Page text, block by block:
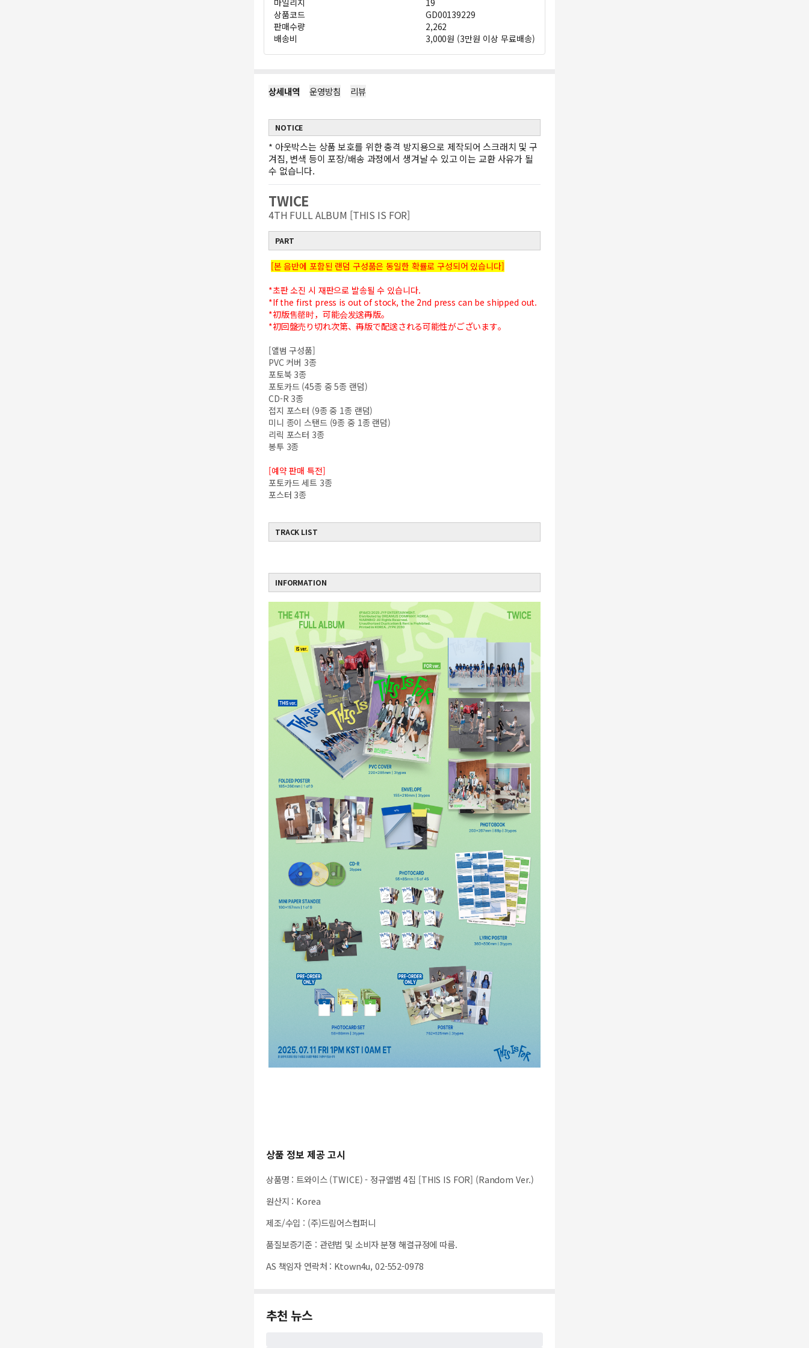
마일리지
19
상품코드
GD00139229
판매수량
2,262
배송비
3,000원 (3만원 이상 무료배송)
상세내역 운영방침 리뷰
NOTICE
* 아웃박스는 상품 보호를 위한 충격 방지용으로 제작되어 스크래치 및 구
겨짐, 변색 등이 포장/배송 과정에서 생겨날 수 있고 이는 교환 사유가 될
수 없습니다.
TWICE
4TH FULL ALBUM [THIS IS FOR]
PART
[본 음반에 포함된 랜덤 구성품은 동일한 확률로 구성되어 있습니다]
*초판 소진 시 재판으로 발송될 수 있습니다.
*If the first press is out of stock, the 2nd press can be shipped out.
*初版售罄时，可能会发送再版。
*初回盤売り切れ次第、再版で配送される可能性がございます。
[앨범 구성품]
PVC 커버 3종
포토북 3종
포토카드 (45종 중 5종 랜덤)
CD-R 3종
접지 포스터 (9종 중 1종 랜덤)
미니 종이 스탠드 (9종 중 1종 랜덤)
리릭 포스터 3종
봉투 3종
[예약 판매 특전]
포토카드 세트 3종
포스터 3종
TRACK LIST
INFORMATION
상품 정보 제공 고시
상품명 : 트와이스 (TWICE) - 정규앨범 4집 [THIS IS FOR] (Random Ver.)
원산지 : Korea
제조/수입 : (주)드림어스컴퍼니
품질보증기준 : 관련법 및 소비자 분쟁 해결규정에 따름.
AS 책임자 연락처 : Ktown4u, 02-552-0978
추천 뉴스